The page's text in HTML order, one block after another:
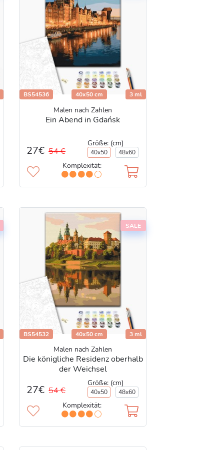
BS54536 40x50 cm 3 ml
Malen nach Zahlen
Ein Abend in Gdańsk
27€ 54 €
Größe: (cm)
40x50 48x60
Komplexität:
SALE
BS54532 40x50 cm 3 ml
Malen nach Zahlen
Die königliche Residenz oberhalb
der Weichsel
27€ 54 €
Größe: (cm)
40x50 48x60
Komplexität: